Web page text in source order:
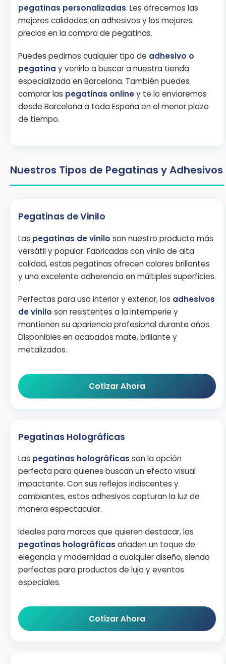
pegatinas personalizadas. Les ofrecemos las
mejores calidades en adhesivos y los mejores
precios en la compra de pegatinas.
Puedes pedirnos cualquier tipo de adhesivo o
pegatina y venirlo a buscar a nuestra tienda
especializada en Barcelona. También puedes
comprar las pegatinas onliney te lo enviaremos
desde Barcelona a toda España en el menor plazo
de tiempo.
Nuestros Tipos de Pegatinas y Adhesivos
Pegatinas de Vinilo
Las pegatinas de vinilo son nuestro producto más
versátil y popular. Fabricadas con vinilo de alta
calidad, estas pegatinas ofrecen colores brillantes
y una excelente adherencia en múltiples superficies.
Perfectas para uso interior y exterior, los adhesivos
de vinilo son resistentes a la intemperie y
mantienen su apariencia profesional durante años.
Disponibles en acabados mate, brillante y
metalizados.
Cotizar Ahora
Pegatinas Holográficas
Las pegatinas holográficas son la opción
perfecta para quienes buscan un efecto visual
impactante. Con sus reflejos iridiscentes y
cambiantes, estos adhesivos capturan la luz de
manera espectacular.
Ideales para marcas que quieren destacar, las
pegatinas holográficas añaden un toque de
elegancia y modernidad a cualquier diseño, siendo
perfectas para productos de lujo y eventos
especiales.
Cotizar Ahora